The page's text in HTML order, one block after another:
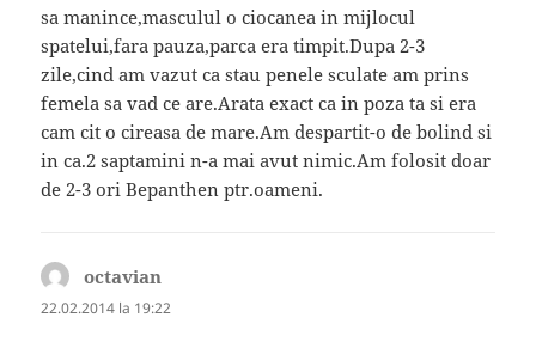
sa manince,masculul o ciocanea in mijlocul
spatelui,fara pauza,parca era timpit.Dupa 2-3
zile,cind am vazut ca stau penele sculate am prins
femela sa vad ce are.Arata exact ca in poza ta si era
cam cit o cireasa de mare.Am despartit-o de bolind si
in ca.2 saptamini n-a mai avut nimic.Am folosit doar
de 2-3 ori Bepanthen ptr.oameni.
octavian
22.02.2014 la 19:22